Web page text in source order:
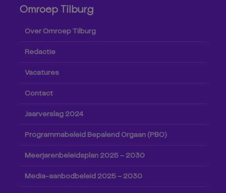
Omroep Tilburg
Over Omroep Tilburg
Redactie
Vacatures
Contact
Jaarverslag 2024
Programmabeleid Bepalend Orgaan (PBO)
Meerjarenbeleidsplan 2025 – 2030
Media-aanbodbeleid 2025 – 2030